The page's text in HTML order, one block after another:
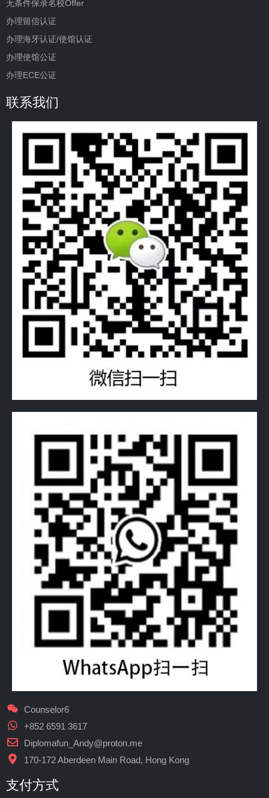
无条件保录名校Offer
办理留信认证
办理海牙认证/使馆认证
办理使馆公证
办理ECE公证
联系我们
Counselor6
+852 6591 3617
Diplomafun_Andy@proton.me
170-172 Aberdeen Main Road, Hong Kong
支付方式